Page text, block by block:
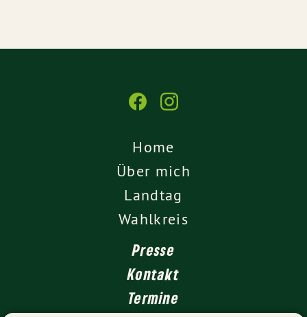
Home
Über mich
Landtag
Wahlkreis
Presse
Kontakt
Termine